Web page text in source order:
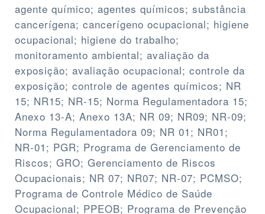
agente químico; agentes químicos; substância
cancerígena; cancerígeno ocupacional; higiene
ocupacional; higiene do trabalho;
monitoramento ambiental; avaliação da
exposição; avaliação ocupacional; controle da
exposição; controle de agentes químicos; NR
15; NR15; NR-15; Norma Regulamentadora 15;
Anexo 13-A; Anexo 13A; NR 09; NR09; NR-09;
Norma Regulamentadora 09; NR 01; NR01;
NR-01; PGR; Programa de Gerenciamento de
Riscos; GRO; Gerenciamento de Riscos
Ocupacionais; NR 07; NR07; NR-07; PCMSO;
Programa de Controle Médico de Saúde
Ocupacional; PPEOB; Programa de Prevenção